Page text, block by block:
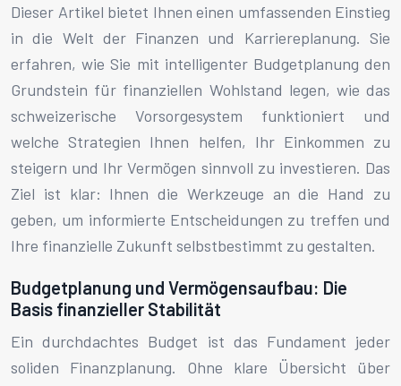
Dieser Artikel bietet Ihnen einen umfassenden Einstieg
in die Welt der Finanzen und Karriereplanung. Sie
erfahren, wie Sie mit intelligenter Budgetplanung den
Grundstein für finanziellen Wohlstand legen, wie das
schweizerische Vorsorgesystem funktioniert und
welche Strategien Ihnen helfen, Ihr Einkommen zu
steigern und Ihr Vermögen sinnvoll zu investieren. Das
Ziel ist klar: Ihnen die Werkzeuge an die Hand zu
geben, um informierte Entscheidungen zu treffen und
Ihre finanzielle Zukunft selbstbestimmt zu gestalten.
Budgetplanung und Vermögensaufbau: Die
Basis finanzieller Stabilität
Ein durchdachtes Budget ist das Fundament jeder
soliden Finanzplanung. Ohne klare Übersicht über